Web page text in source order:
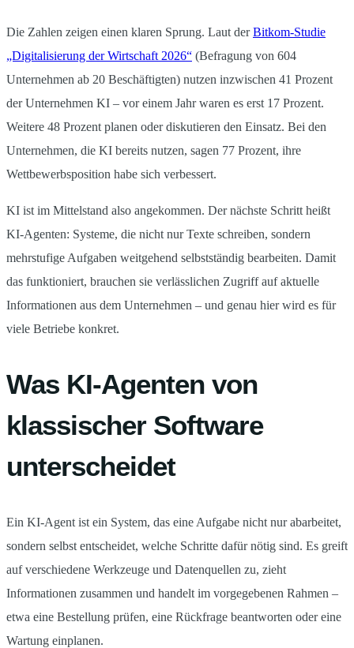
Die Zahlen zeigen einen klaren Sprung. Laut derBitkom-Studie
„Digitalisierung der Wirtschaft 2026“ (Befragung von 604
Unternehmen ab 20 Beschäftigten) nutzen inzwischen 41 Prozent
der Unternehmen KI – vor einem Jahr waren es erst 17 Prozent.
Weitere 48 Prozent planen oder diskutieren den Einsatz. Bei den
Unternehmen, die KI bereits nutzen, sagen 77 Prozent, ihre
Wettbewerbsposition habe sich verbessert.
KI ist im Mittelstand also angekommen. Der nächste Schritt heißt
KI-Agenten: Systeme, die nicht nur Texte schreiben, sondern
mehrstufige Aufgaben weitgehend selbstständig bearbeiten. Damit
das funktioniert, brauchen sie verlässlichen Zugriff auf aktuelle
Informationen aus dem Unternehmen – und genau hier wird es für
viele Betriebe konkret.
Was KI-Agenten von
klassischer Software
unterscheidet
Ein KI-Agent ist ein System, das eine Aufgabe nicht nur abarbeitet,
sondern selbst entscheidet, welche Schritte dafür nötig sind. Es greift
auf verschiedene Werkzeuge und Datenquellen zu, zieht
Informationen zusammen und handelt im vorgegebenen Rahmen –
etwa eine Bestellung prüfen, eine Rückfrage beantworten oder eine
Wartung einplanen.